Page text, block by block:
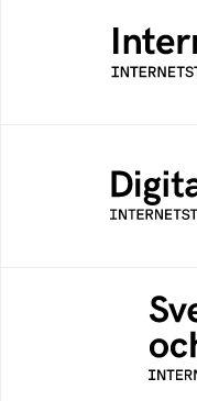
Samlad
säker och
Öppen digital
för alla
En årlig